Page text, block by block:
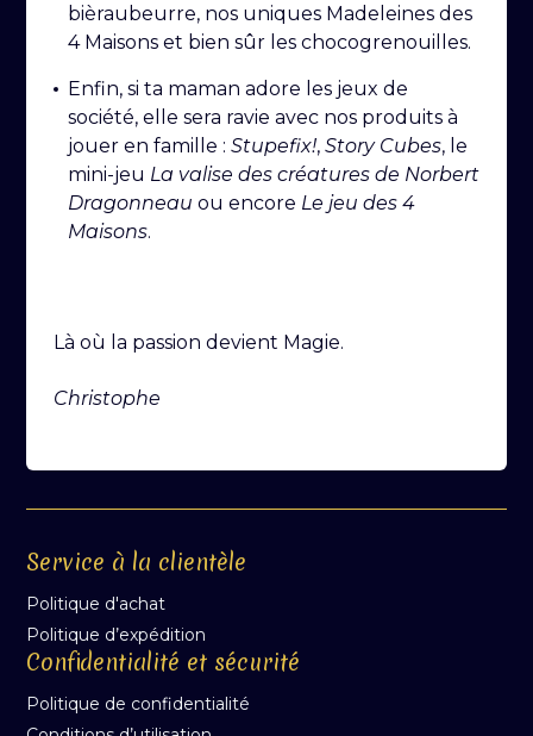
bièraubeurre, nos uniques Madeleines des
4 Maisons et bien sûr les chocogrenouilles.
Enfin, si ta maman adore les jeux de
société, elle sera ravie avec nos produits à
jouer en famille : Stupefix!, Story Cubes, le
mini-jeu La valise des créatures de Norbert
Dragonneau ou encore Le jeu des 4
Maisons.
Là où la passion devient Magie.
Christophe
Service à la clientèle
Politique d'achat
Politique d’expédition
Confidentialité et sécurité
Politique de confidentialité